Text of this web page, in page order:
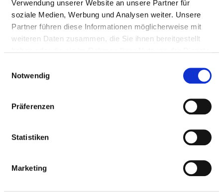
Verwendung unserer Website an unsere Partner für
soziale Medien, Werbung und Analysen weiter. Unsere
Partner führen diese Informationen möglicherweise mit
weiteren Daten zusammen, die Sie ihnen bereitgestellt
Notwendig
Präferenzen
Statistiken
Marketing
Krankenpflegeschule
Ergebnis: bestanden
Messzeitraum: Erstzertifizierung 2018
Referenzbereiche:
der deutschen Gesellschaft für Palliativmedizin (im
Messzeitraum: Erstzertifizierung 2018; jährlich
Datenerhebung: